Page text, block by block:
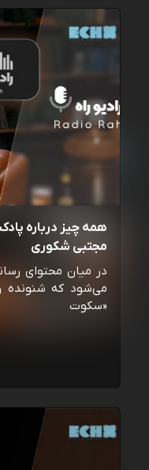
مجتبی شکوری
در میان محتوای
می‌شود که شنونده
«سکوت